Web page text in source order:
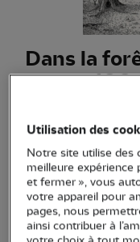
Dans la
trouve 100
16,90 €
Cherche et trouve
observation et
repérer.Voir plus
Utilisation des
Notre site utilise des
meilleure expérience
et fermer », vous
votre appareil pour
pages, nous
ainsi contribuer à